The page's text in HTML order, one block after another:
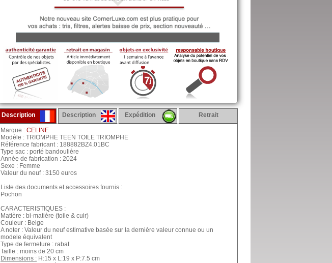
Description Description Expédition Retrait
Marque : CELINE
Modèle : TRIOMPHE TEEN TOILE TRIOMPHE
Référence fabricant : 188882BZ4.01BC
Type sac : porté bandoulière
Année de fabrication : 2024
Sexe : Femme
Valeur du neuf : 3150 euros
Liste des documents et accessoires fournis :
Pochon
CARACTERISTIQUES :
Matière : bi-matière (toile & cuir)
Couleur : Beige
A noter : Valeur du neuf estimative basée sur la dernière valeur connue ou un
modele équivalent
Type de fermeture : rabat
Taille : moins de 20 cm
Dimensions : H:15 x L:19 x P:7.5 cm